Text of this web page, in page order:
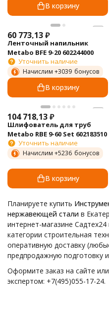
В корзину
60 773,13₽
Ленточный напильник
Metabo BFE 9-20 602244000
Уточнить наличие
Начислим +3039 бонусов
В корзину
104 718,13₽
Шлифователь для труб
Metabo RBE 9-60 Set 602183510
Уточнить наличие
Начислим +5236 бонусов
В корзину
Планируете купить
нержавеющей стали в
интернет-магазине
категории строительная
оперативную доставку
предпродажную подготовку
Оформите заказ на сайте
экспертом: +7(495)055-17-24.